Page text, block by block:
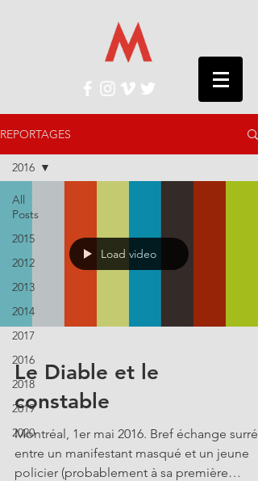
REPORTAGES
All
Posts
2015
2012
2013
2014
2017
2016
2018
2019
2020
2016
Load video
Le Diable et le
constable
Montréal, 1er mai 2016. Bref échange
entre un manifestant masqué et un jeune
policier (probablement à sa première